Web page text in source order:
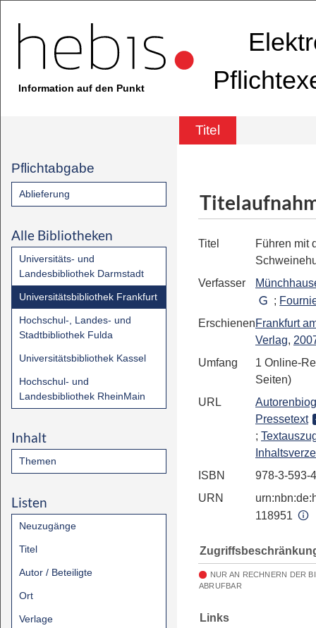
Information auf den Punkt
Titel
Pflichtabgabe
Ablieferung
Alle Bibliotheken
Universitäts- und
Landesbibliothek Darmstadt
Universitätsbibliothek Frankfurt
Hochschul-, Landes- und
Stadtbibliothek Fulda
Universitätsbibliothek Kassel
Hochschul- und
Landesbibliothek RheinMain
Inhalt
Themen
Listen
Neuzugänge
Titel
Autor / Beteiligte
Ort
Verlage
Titel
Führen mit
Verfasser
;
ErschienenFrankfurt
Verlag,
Umfang
1 Online-
Seiten)
URL
Pressetext
;
ISBN
978-3-593-
URN
118951
NUR AN RECHNERN DER
ABRUFBAR
Links